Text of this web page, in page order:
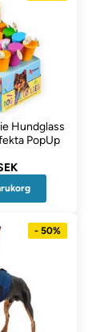
Hundglass
PopUp
- 50%